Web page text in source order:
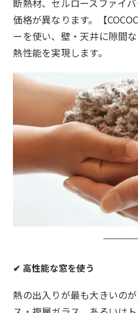
価格が異なります。【
ーを使い、壁・天井に隙間
熱性能を実現します。
✔ 高性能な窓を使う
熱の出入りが最も大きいの